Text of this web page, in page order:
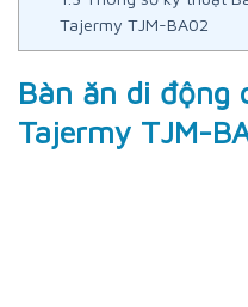
Tajermy TJM-BA02
Bàn ăn di động
Tajermy TJM-